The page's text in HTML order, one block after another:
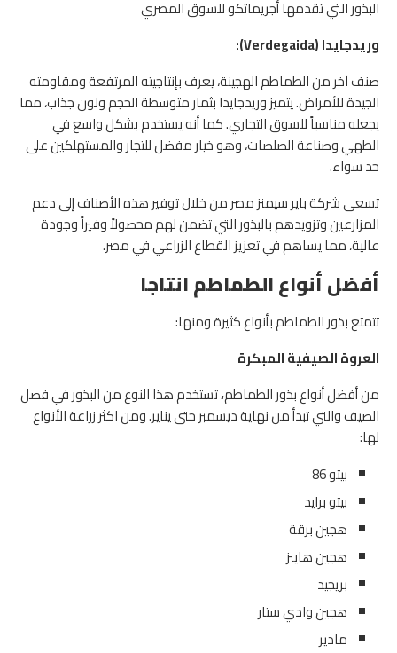
البذور التي تقدمها أجريماتكو للسوق المصري
وريدجايدا (Verdegaida)
:
صنف آخر من الطماطم الهجينة، يعرف بإنتاجيته المرتفعة ومقاومته
الجيدة للأمراض. يتميز وريدجايدا بثمار متوسطة الحجم ولون جذاب، مما
يجعله مناسباً للسوق التجاري. كما أنه يستخدم بشكل واسع في
الطهي وصناعة الصلصات، وهو خيار مفضل للتجار والمستهلكين على
حد سواء.
تسعى شركة باير سيمنز مصر من خلال توفير هذه الأصناف إلى دعم
المزارعين وتزويدهم بالبذور التي تضمن لهم محصولاً وفيراً وجودة
عالية، مما يساهم في تعزيز القطاع الزراعي في مصر.
أفضل أنواع الطماطم انتاجا
تتمتع بذور الطماطم بأنواع كثيرة ومنها:
العروة الصيفية المبكرة
من أفضل أنواع بذور الطماطم،تستخدم هذا النوع من البذور في فصل
الصيف والتي تبدأ من نهاية ديسمبر حتى يناير. ومن اكثر زراعة الأنواع
لها:
بيتو 86
بيتو برايد
هجين برقة
هجين هاينز
بريجيد
هجين وادي ستار
مادير